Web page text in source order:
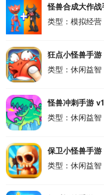
怪兽合成大作
游v1.0.2 安卓版
类型：模拟经营
狂点小怪兽手
类型：休闲益智
怪兽冲刺手游
类型：休闲益智
保卫小怪兽手
类型：休闲益智